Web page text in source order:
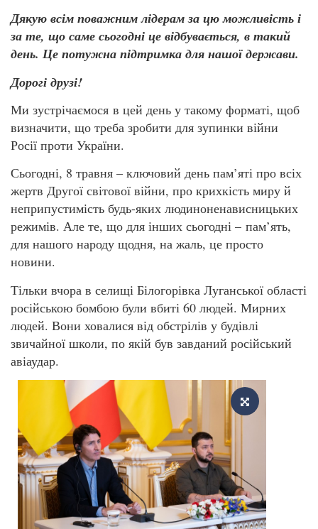
Дякую всім поважним лідерам за цю можливість і
за те, що саме сьогодні це відбувається, в такий
день. Це потужна підтримка для нашої держави.
Дорогі друзі!
Ми зустрічаємося в цей день у такому форматі, щоб
визначити, що треба зробити для зупинки війни
Росії проти України.
Сьогодні, 8 травня – ключовий день пам’яті про всіх
жертв Другої світової війни, про крихкість миру й
неприпустимість будь-яких людиноненависницьких
режимів. Але те, що для інших сьогодні – пам’ять,
для нашого народу щодня, на жаль, це просто
новини.
Тільки вчора в селищі Білогорівка Луганської області
російською бомбою були вбиті 60 людей. Мирних
людей. Вони ховалися від обстрілів у будівлі
звичайної школи, по якій був завданий російський
авіаудар.